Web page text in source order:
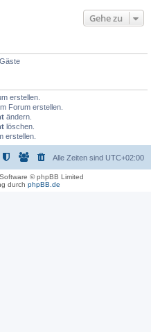
Gehe zu
erstellen.
Forum erstellen.
ändern.
löschen.
erstellen.
Alle Zeiten sind UTC+02:00
© phpBB Limited
durch phpBB.de